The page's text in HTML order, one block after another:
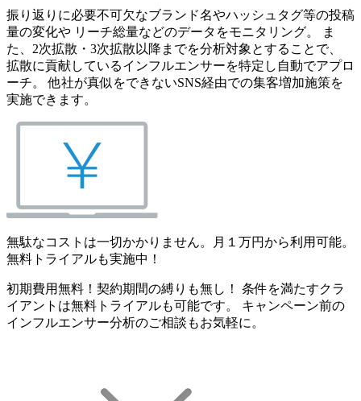
振り返りに必要不可欠なブランド名やハッシュタグ等の投稿
量の変化や リーチ総量などのデータをモニタリング。 ま
た、2次拡散・3次拡散以降までを分析対象とすることで、
拡散に貢献しているインフルエンサーを特定し自動でアプロ
ーチ。 他社が真似をできないSNS経由での集客増加施策を
実施できます。
無駄なコストは一切かかりません。月１万円から利用可能。
無料トライアルも実施中！
初期費用無料！契約期間の縛りも無し！ 条件を満たすクラ
イアントは無料トライアルも可能です。 キャンペーン前の
インフルエンサー分析のご相談もお気軽に。